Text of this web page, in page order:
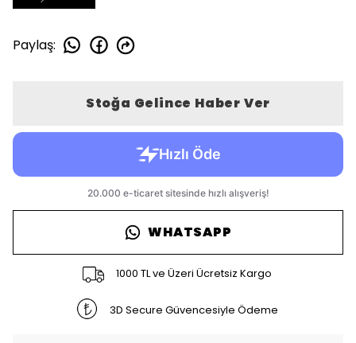
Paylaş:
Stoğa Gelince Haber Ver
WHATSAPP
1000 TL ve Üzeri Ücretsiz Kargo
3D Secure Güvencesiyle Ödeme